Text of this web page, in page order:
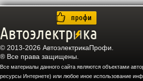
© 2013-2026 АвтоэлектрикаПрофи.
® Все права защищены.
Все материалы данного сайта являются объектами
ресурсы Интернете) или любое иное использование